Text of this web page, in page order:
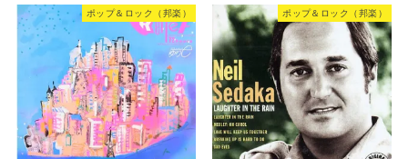
ポップ＆ロック（邦楽） ポップ＆ロック（邦楽）